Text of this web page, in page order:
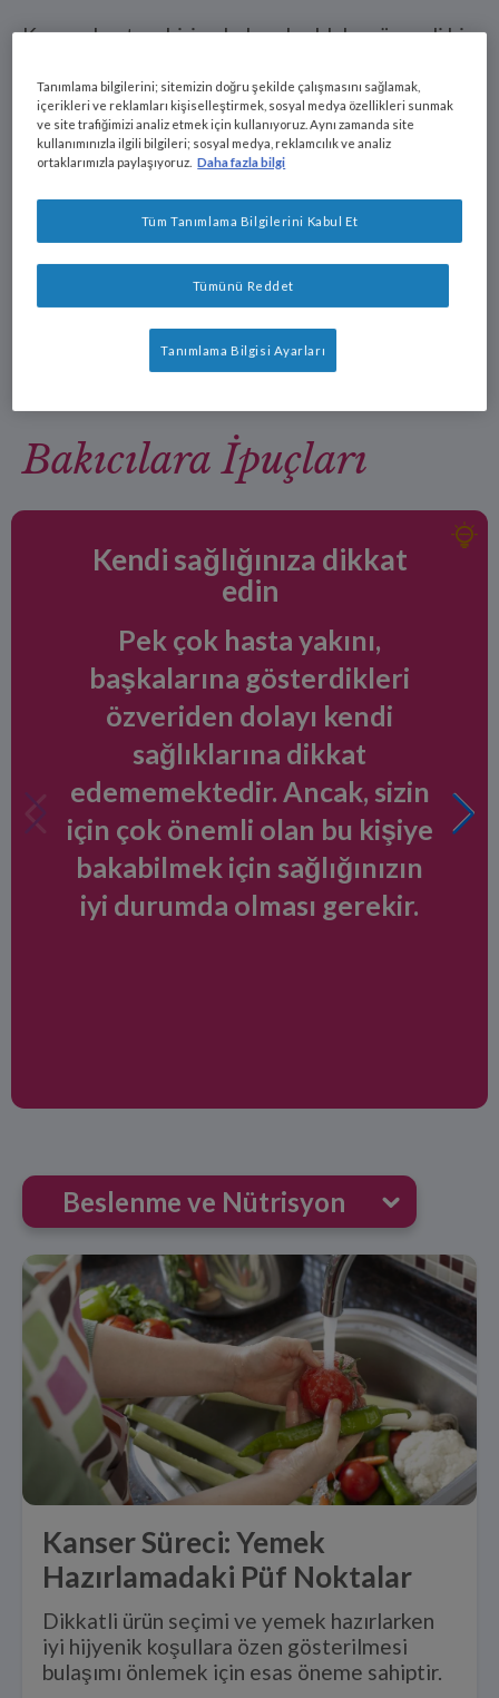
Kanser hastası birine bakmak oldukça önemli bir
yardımcısı ve yol arkadaşı olacaksınız. Hiçbir
günün bir diğerinin aynısı olmayacağını kabul
etmek gereklidir. Bazı günler nispeten kolay
hastanın kendine güvenini yerine getirmek
adına, daima uyanık ve duygusal açıdan güçlü
olmaya çalışmalısınız. Nestlé Health Science, bu
görevinizde size yardımcı olmak ve sizi
desteklemek üzere sunduğu faydalı ve önemli
bilgilerle yanınızdadır.
Bakıcılara İpuçları
Kendi sağlığınıza dikkat
edin
Pek çok hasta yakını,
başkalarına gösterdikleri
özveriden dolayı kendi
sağlıklarına dikkat
edememektedir. Ancak, sizin
için çok önemli olan bu kişiye
bakabilmek için sağlığınızın
iyi durumda olması gerekir.
Beslenme ve Nütrisyon
Kanser Süreci: Yemek
Hazırlamadaki Püf Noktalar
Dikkatli ürün seçimi ve yemek hazırlarken
iyi hijyenik koşullara özen gösterilmesi
bulaşımı önlemek için esas öneme sahiptir.
Tanımlama bilgilerini; sitemizin doğru şekilde çalışmasını sağlamak,
içerikleri ve reklamları kişiselleştirmek, sosyal medya özellikleri sunmak
ve site trafiğimizi analiz etmek için kullanıyoruz. Aynı zamanda site
kullanımınızla ilgili bilgileri; sosyal medya, reklamcılık ve analiz
ortaklarımızla paylaşıyoruz. Daha fazla bilgi
Tümünü Reddet
Tüm Tanımlama Bilgilerini Kabul Et
Tanımlama Bilgisi Ayarları